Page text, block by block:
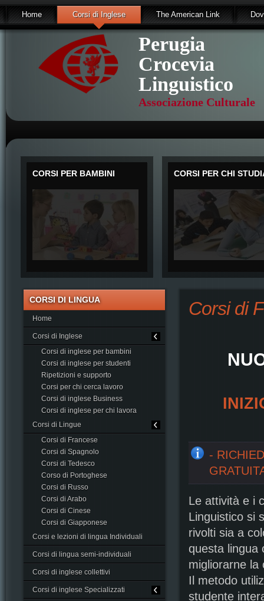
Home Corsi di Inglese The American Link
Perugia
Crocevia
Linguistico
Associazione Culturale
CORSI PER BAMBINI CORSI PER CHI
Corsi di
-
Le attività e i
Linguistico si
rivolti sia a
questa lingua
migliorarne la
Il metodo
studente
CORSI DI LINGUA
Home
Corsi di Inglese
Corsi di inglese per bambini
Corsi di inglese per studenti
Ripetizioni e supporto
Corsi per chi cerca lavoro
Corsi di inglese Business
Corsi di inglese per chi lavora
Corsi di Lingue
Corsi di Francese
Corsi di Spagnolo
Corsi di Tedesco
Corso di Portoghese
Corsi di Russo
Corsi di Arabo
Corsi di Cinese
Corsi di Giapponese
Corsi e lezioni di lingua Individuali
Corsi di lingua semi-individuali
Corsi di inglese collettivi
Corsi di inglese Specializzati